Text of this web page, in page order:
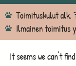
Toimituskulut alk.
Ilmainen toimitus
It seems we can't